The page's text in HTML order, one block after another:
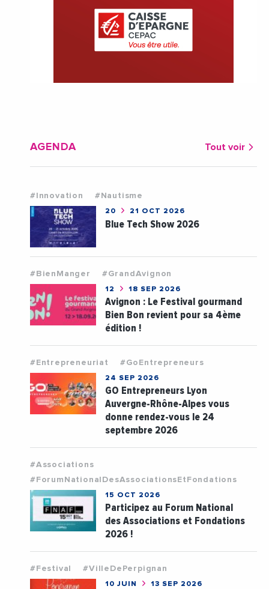
AGENDA Tout voir
#Innovation #Nautisme
20 21 OCT 2026
Blue Tech Show 2026
#BienManger #GrandAvignon
12 18 SEP 2026
Avignon : Le Festival gourmand
Bien Bon revient pour sa 4ème
édition !
#Entrepreneuriat #GoEntrepreneurs
24 SEP 2026
GO Entrepreneurs Lyon
Auvergne-Rhône-Alpes vous
donne rendez-vous le 24
septembre 2026
#Associations
#ForumNationalDesAssociationsEtFondations
15 OCT 2026
Participez au Forum National
des Associations et Fondations
2026 !
#Festival #VilleDePerpignan
10 JUIN 13 SEP 2026